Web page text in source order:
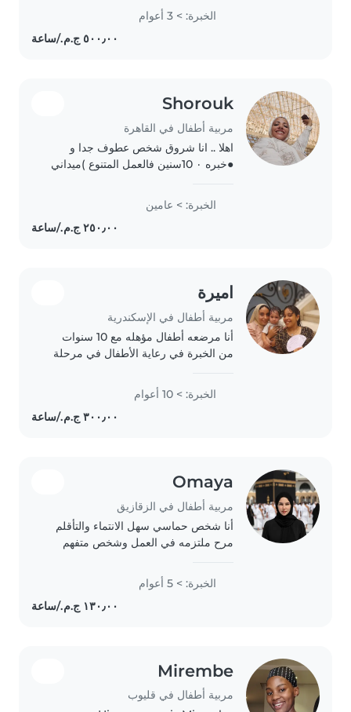
شهادات معتمدة في الإسعافات الأولية
وتنمية الطفولة، وأمتلك خبرة عملية في
الخبرة: > 3 أعوام
Shorouk
مربية أطفال في القاهرة
اهلا .. انا شروق شخص عطوف جدا و
●خبره ٠ 10سنين فالعمل المتنوع )ميداني
3 سنين ف التربيه الايجابيه وتعليم الاطفال
وتدريس الدروس الدينيه والاحاديث..
الخبرة: > عامين
اميرة
مربية أطفال في الإسكندرية
أنا مرضعه أطفال مؤهله مع 10 سنوات
من الخبرة في رعاية الأطفال في مرحلة
متحدثة للغة العربية والعبرية. لدي طفل
الخبرة: > 10 أعوام
Omaya
مربية أطفال في الزقازيق
أنا شخص حماسي سهل الانتماء والتأقلم
مرح ملتزمه في العمل وشخص متفهم
الخبرة: > 5 أعوام
Mirembe
مربية أطفال في قليوب